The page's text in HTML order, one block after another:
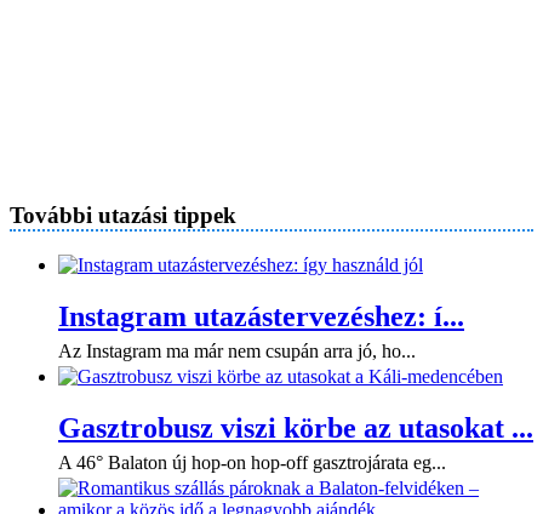
További utazási tippek
Instagram utazástervezéshez: í...
Az Instagram ma már nem csupán arra jó, ho...
Gasztrobusz viszi körbe az utasokat ...
A 46° Balaton új hop-on hop-off gasztrojárata eg...